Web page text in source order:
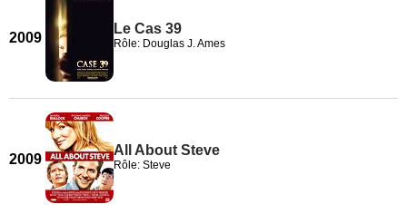
2009
Le Cas 39
Rôle: Douglas J. Ames
2009
All About Steve
Rôle: Steve